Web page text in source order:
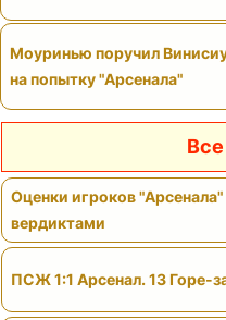
Моуринью поручил
на попытку "Арсенала"
Оценки игроков
вердиктами
ПСЖ 1:1 Арсенал. 13 Горе-